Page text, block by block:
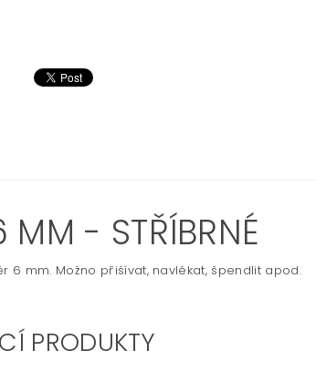
MM - STŘÍBRNÉ
6 mm. Možno přišívat, navlékat, špendlit apod.
PRODUKTY